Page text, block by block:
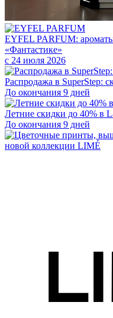
EYFEL PARFUM:
«Фантастике»
с 24 июля 2026
Распродажа в SuperStep:
До окончания 9 дней
Летние скидки до 40% в
До окончания 9 дней